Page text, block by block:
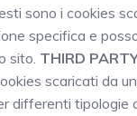
sono i cookies
specifica e
sito. THIRD
scaricati da
differenti tipologie